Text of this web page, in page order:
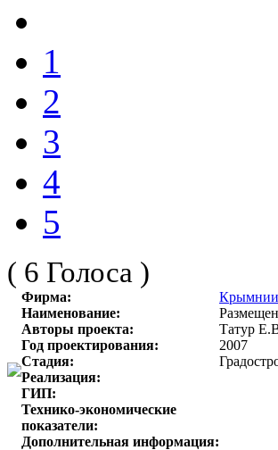
1
2
3
4
5
( 6 Голоса )
Фирма:
Наименование:
Авторы проекта:
Татур
Год проектирования:
2007
Стадия:
Реализация:
ГИП:
Технико-экономические
показатели:
Дополнительная информация: